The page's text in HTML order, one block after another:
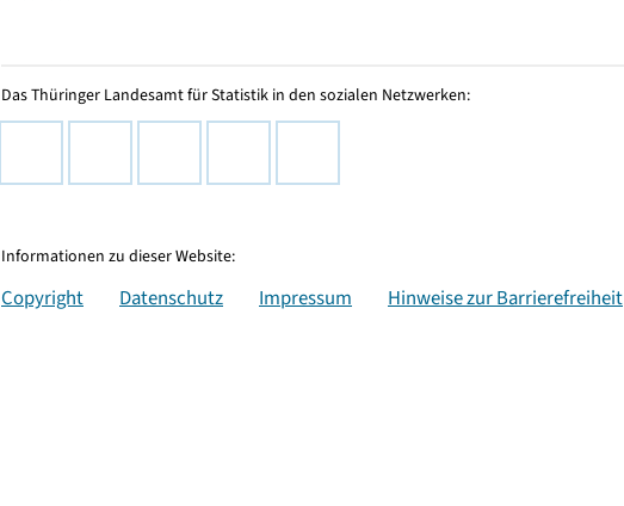
Das Thüringer Landesamt für Statistik in den sozialen Netzwerken:
Informationen zu dieser Website:
Copyright Datenschutz Impressum Hinweise zur Barrierefreiheit